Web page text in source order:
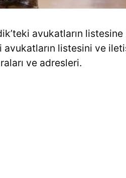
avukatların
avukatların listesini ve
ve adresleri.